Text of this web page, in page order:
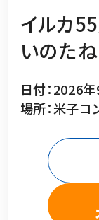
イルカ
いのた
日付：2026
場所：米子コ